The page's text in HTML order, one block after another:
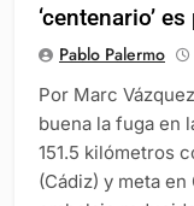
‘centenario’
Pablo Palermo
Por Marc
buena la fuga en
151.5 kilómetros
(Cádiz) y meta